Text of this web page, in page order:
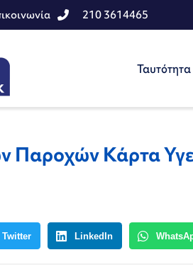
210 3614465
Ταυτότητα
Παροχών Κάρτα
Twitter LinkedIn